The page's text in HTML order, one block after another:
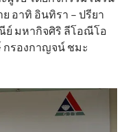
อาทิ อินทิรา – ปรียา
มหากิจศิริ ลีโอณีโอ
กรองกาญจน์ ชมะ